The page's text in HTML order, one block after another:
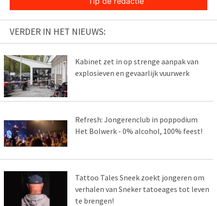
VERDER IN HET NIEUWS:
Kabinet zet in op strenge aanpak van
explosieven en gevaarlijk vuurwerk
Refresh: Jongerenclub in poppodium
Het Bolwerk - 0% alcohol, 100% feest!
Tattoo Tales Sneek zoekt jongeren om
verhalen van Sneker tatoeages tot leven
te brengen!